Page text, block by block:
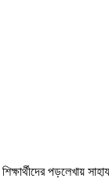
পড়লেখায়